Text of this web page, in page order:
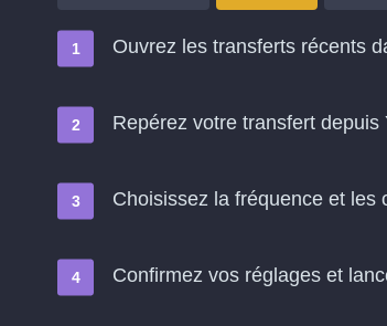
Ouvrez les transferts récents
Repérez votre transfert
Choisissez la fréquence et les
Confirmez vos réglages et